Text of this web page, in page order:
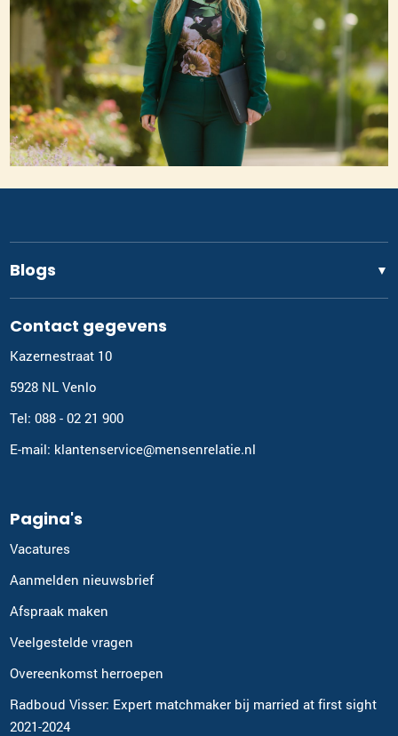
Blogs ▼
Contact gegevens
Kazernestraat 10
5928 NL Venlo
Tel: 088 - 02 21 900
E-mail: klantenservice@mensenrelatie.nl
Pagina's
Vacatures
Aanmelden nieuwsbrief
Afspraak maken
Veelgestelde vragen
Overeenkomst herroepen
Radboud Visser: Expert matchmaker bij married at first sight
2021-2024